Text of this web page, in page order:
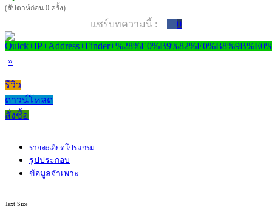
(สัปดาห์ก่อน 0 ครั้ง)
แชร์บทความนี้ : 0
»
รีวิว
ดาวน์โหลด
สั่งซื้อ
รายละเอียดโปรแกรม
รูปประกอบ
ข้อมูลจำเพาะ
Text Size